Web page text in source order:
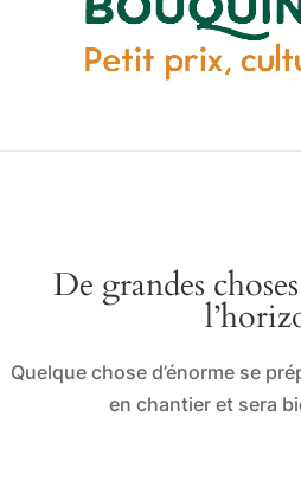
De grandes
Quelque chose d’énorme se
en chantier et sera